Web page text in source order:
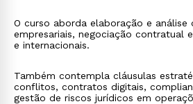
O curso aborda elaboração e análise
empresariais, negociação contratual
e internacionais.
Também contempla cláusulas
conflitos, contratos digitais,
gestão de riscos jurídicos em